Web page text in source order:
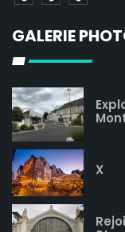
GALERIE
X